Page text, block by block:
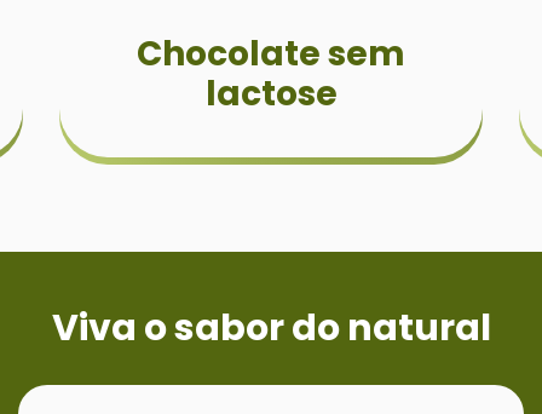
Chocolate sem
lactose
Viva o sabor do natural